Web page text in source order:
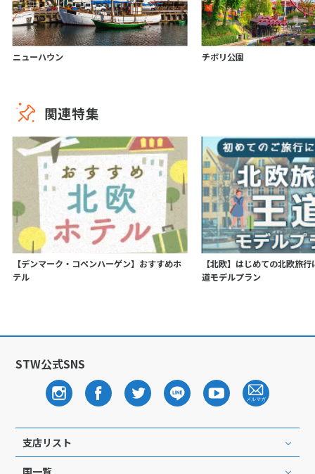
ニューハウン チボリ公園
関連特集
【デンマーク・コペンハーゲン】おすすめホ
テル
【北欧】はじめての北欧旅
道モデルプラン
STW公式SNS
支店リスト
国一覧